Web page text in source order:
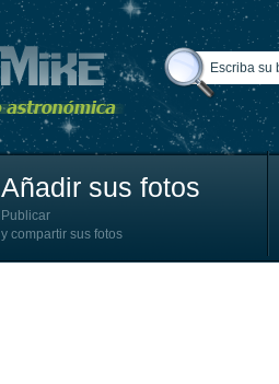
Añadir sus fotos
Publicar
y compartir sus fotos